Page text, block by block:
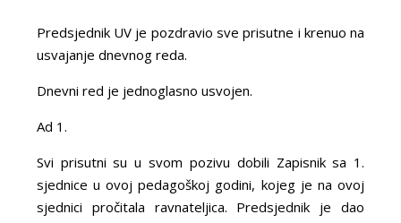
Predsjednik UV je pozdravio sve prisutne i krenuo na
usvajanje dnevnog reda.
Dnevni red je jednoglasno usvojen.
Ad 1.
Svi prisutni su u svom pozivu dobili Zapisnik sa 1.
sjednice u ovoj pedagoškoj godini, kojeg je na ovoj
sjednici pročitala ravnateljica. Predsjednik je dao